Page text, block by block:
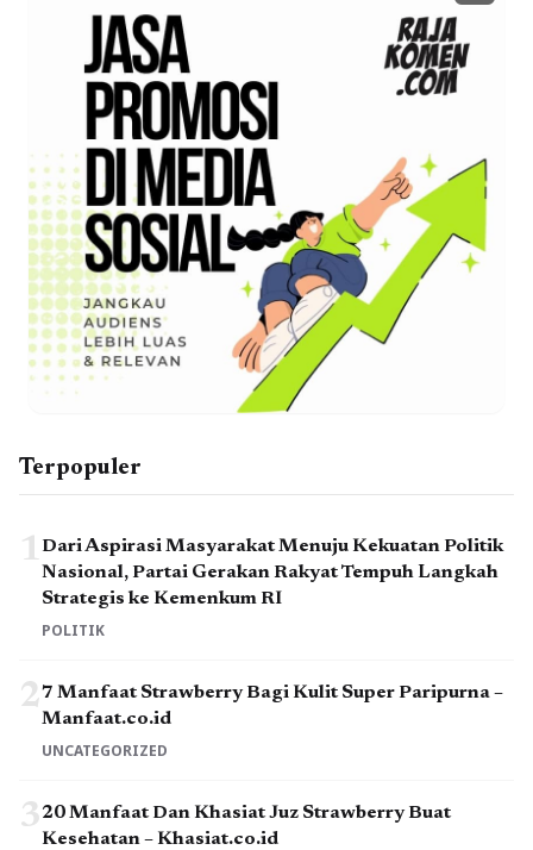
Terpopuler
1 Dari Aspirasi Masyarakat Menuju Kekuatan Politik
Nasional, Partai Gerakan Rakyat Tempuh Langkah
Strategis ke Kemenkum RI
POLITIK
27 Manfaat Strawberry Bagi Kulit Super Paripurna –
Manfaat.co.id
UNCATEGORIZED
320 Manfaat Dan Khasiat Juz Strawberry Buat
Kesehatan – Khasiat.co.id